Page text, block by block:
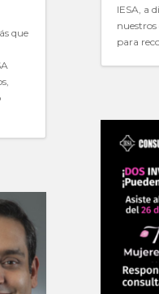
que
IESA, a
para